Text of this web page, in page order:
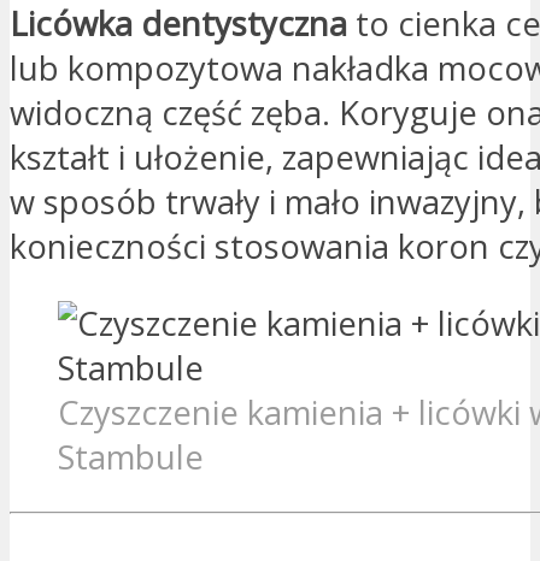
Licówka dentystyczna to cienka
lub kompozytowa nakładka
widoczną część zęba. Koryguje
kształt i ułożenie, zapewniając
w sposób trwały i mało inwazyjny,
konieczności stosowania koron
Czyszczenie kamienia + licówki
Stambule